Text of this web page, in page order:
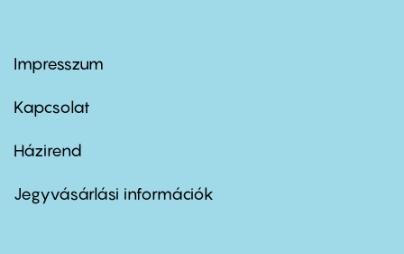
Footer
first
Impresszum
Kapcsolat
Footer
second
Házirend
Jegyvásárlási információk